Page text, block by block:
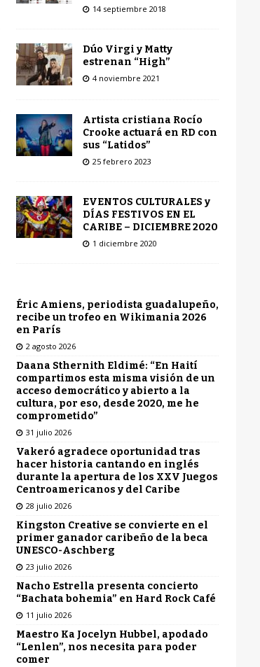
14 septiembre 2018
Dúo Virgi y Matty
estrenan “High”
4 noviembre 2021
Artista cristiana Rocío
Crooke actuará en RD con
sus “Latidos”
25 febrero 2023
EVENTOS CULTURALES y
DÍAS FESTIVOS EN EL
CARIBE – DICIEMBRE 2020
1 diciembre 2020
Éric Amiens, periodista guadalupeño,
recibe un trofeo en Wikimania 2026
en París
2 agosto 2026
Daana Sthernith Eldimé: “En Haití
compartimos esta misma visión de un
acceso democrático y abierto a la
cultura, por eso, desde 2020, me he
comprometido”
31 julio 2026
Vakeró agradece oportunidad tras
hacer historia cantando en inglés
durante la apertura de los XXV Juegos
Centroamericanos y del Caribe
28 julio 2026
Kingston Creative se convierte en el
primer ganador caribeño de la beca
UNESCO-Aschberg
23 julio 2026
Nacho Estrella presenta concierto
“Bachata bohemia” en Hard Rock Café
11 julio 2026
Maestro Ka Jocelyn Hubbel, apodado
“Lenlen”, nos necesita para poder
comer